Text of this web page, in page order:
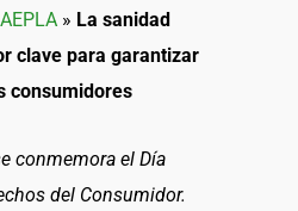
» La sanidad
clave para garantizar
consumidores
conmemora el Día
del Consumidor.